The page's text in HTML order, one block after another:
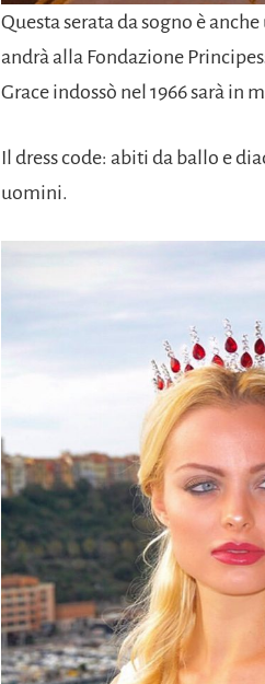
Questa serata da sogno è
andrà alla Fondazione
Grace indossò nel 1966 sarà in
Il dress code: abiti da ballo e
uomini.